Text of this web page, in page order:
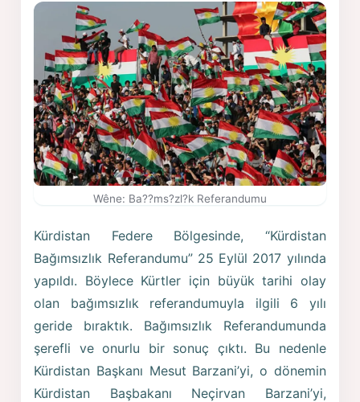
Wêne: Ba??ms?zl?k Referandumu
Kürdistan Federe Bölgesinde, “Kürdistan
Bağımsızlık Referandumu” 25 Eylül 2017 yılında
yapıldı. Böylece Kürtler için büyük tarihi olay
olan bağımsızlık referandumuyla ilgili 6 yılı
geride bıraktık. Bağımsızlık Referandumunda
şerefli ve onurlu bir sonuç çıktı. Bu nedenle
Kürdistan Başkanı Mesut Barzani’yi, o dönemin
Kürdistan Başbakanı Neçirvan Barzani’yi,